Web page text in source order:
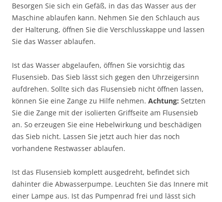
Besorgen Sie sich ein Gefäß, in das das Wasser aus der
Maschine ablaufen kann. Nehmen Sie den Schlauch aus
der Halterung, öffnen Sie die Verschlusskappe und lassen
Sie das Wasser ablaufen.
Ist das Wasser abgelaufen, öffnen Sie vorsichtig das
Flusensieb. Das Sieb lässt sich gegen den Uhrzeigersinn
aufdrehen. Sollte sich das Flusensieb nicht öffnen lassen,
können Sie eine Zange zu Hilfe nehmen. Achtung: Setzten
Sie die Zange mit der isolierten Griffseite am Flusensieb
an. So erzeugen Sie eine Hebelwirkung und beschädigen
das Sieb nicht. Lassen Sie jetzt auch hier das noch
vorhandene Restwasser ablaufen.
Ist das Flusensieb komplett ausgedreht, befindet sich
dahinter die Abwasserpumpe. Leuchten Sie das Innere mit
einer Lampe aus. Ist das Pumpenrad frei und lässt sich